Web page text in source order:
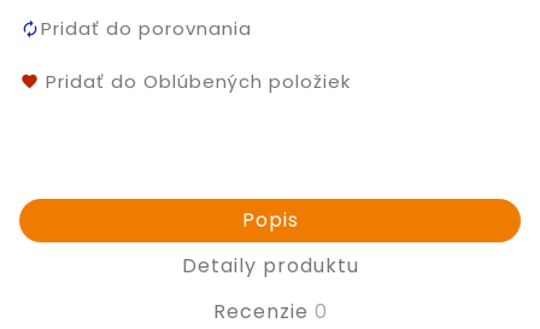
Pridať do porovnania
Pridať do Oblúbených položiek
Popis
Detaily produktu
Recenzie 0